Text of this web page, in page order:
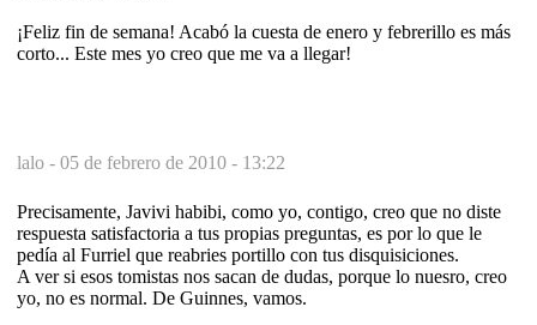
¡Feliz fin de semana! Acabó la cuesta de enero y febrerillo es más
corto... Este mes yo creo que me va a llegar!
lalo - 05 de febrero de 2010 - 13:22
Precisamente, Javivi habibi, como yo, contigo, creo que no diste
respuesta satisfactoria a tus propias preguntas, es por lo que le
pedía al Furriel que reabries portillo con tus disquisiciones.
A ver si esos tomistas nos sacan de dudas, porque lo nuesro, creo
yo, no es normal. De Guinnes, vamos.